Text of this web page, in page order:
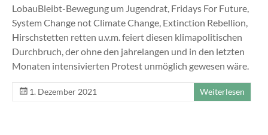
LobauBleibt-Bewegung um Jugendrat, Fridays For Future,
System Change not Climate Change, Extinction Rebellion,
Hirschstetten retten u.v.m. feiert diesen klimapolitischen
Durchbruch, der ohne den jahrelangen und in den letzten
Monaten intensivierten Protest unmöglich gewesen wäre.
1. Dezember 2021 Weiterlesen